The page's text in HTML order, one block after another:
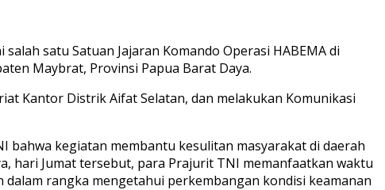
satu Satuan Jajaran Komando Operasi HABEMA di
Maybrat, Provinsi Papua Barat Daya.
Kantor Distrik Aifat Selatan, dan melakukan Komunikasi
bahwa kegiatan membantu kesulitan masyarakat di daerah
hari Jumat tersebut, para Prajurit TNI memanfaatkan waktu
rangka mengetahui perkembangan kondisi keamanan